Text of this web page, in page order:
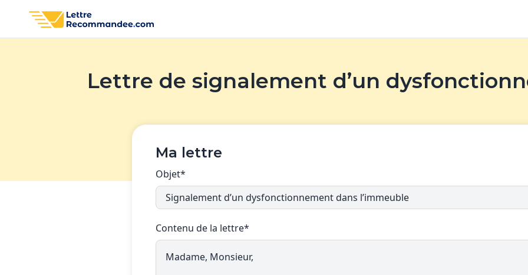
Lettre de signalement d’un
Ma lettre
Objet*
Contenu de la lettre*